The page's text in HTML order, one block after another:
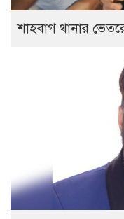
শাহবাগ থানার